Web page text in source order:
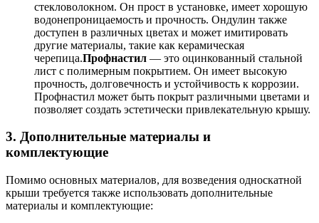
стекловолокном. Он прост в установке, имеет хорошую
водонепроницаемость и прочность. Ондулин также
доступен в различных цветах и может имитировать
другие материалы, такие как керамическая
черепица.Профнастил — это оцинкованный стальной
лист с полимерным покрытием. Он имеет высокую
прочность, долговечность и устойчивость к коррозии.
Профнастил может быть покрыт различными цветами и
позволяет создать эстетически привлекательную крышу.
3. Дополнительные материалы и
комплектующие
Помимо основных материалов, для возведения односкатной
крыши требуется также использовать дополнительные
материалы и комплектующие: